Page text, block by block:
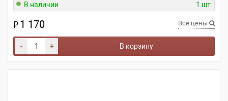
В наличии 1 шт.
₽1 170 Все цены
- + В корзину